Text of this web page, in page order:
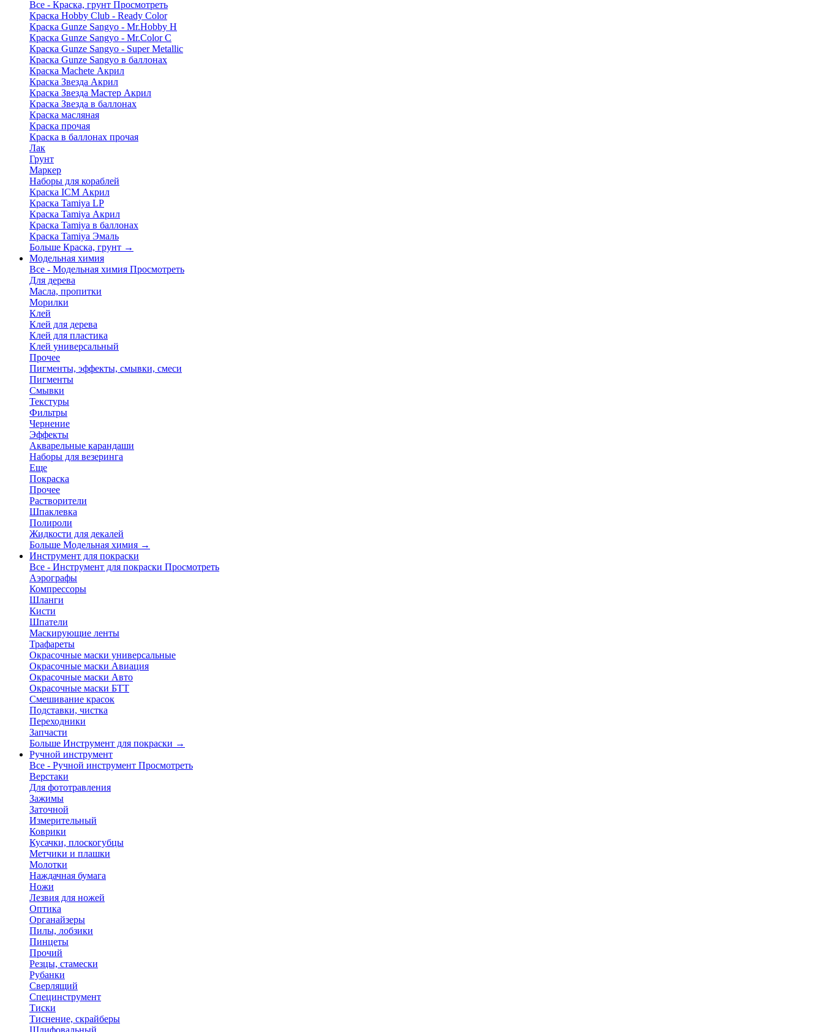
Все - Краска, грунт Просмотреть
Краска Hobby Club - Ready Color
Краска Gunze Sangyo - Mr.Hobby H
Краска Gunze Sangyo - Mr.Color C
Краска Gunze Sangyo - Super Metallic
Краска Gunze Sangyo в баллонах
Краска Machete Акрил
Краска Звезда Акрил
Краска Звезда Мастер Акрил
Краска Звезда в баллонах
Краска масляная
Краска прочая
Краска в баллонах прочая
Лак
Грунт
Маркер
Наборы для кораблей
Краска ICM Акрил
Краска Tamiya LP
Краска Tamiya Акрил
Краска Tamiya в баллонах
Краска Tamiya Эмаль
Больше Краска, грунт →
Модельная химия
Все - Модельная химия Просмотреть
Для дерева
Масла, пропитки
Морилки
Клей
Клей для дерева
Клей для пластика
Клей универсальный
Прочее
Пигменты, эффекты, смывки, смеси
Пигменты
Смывки
Текстуры
Фильтры
Чернение
Эффекты
Акварельные карандаши
Наборы для везеринга
Еще
Покраска
Прочее
Растворители
Шпаклевка
Полироли
Жидкости для декалей
Больше Модельная химия →
Инструмент для покраски
Все - Инструмент для покраски Просмотреть
Аэрографы
Компрессоры
Шланги
Кисти
Шпатели
Маскирующие ленты
Трафареты
Окрасочные маски универсальные
Окрасочные маски Авиация
Окрасочные маски Авто
Окрасочные маски БТТ
Смешивание красок
Подставки, чистка
Переходники
Запчасти
Больше Инструмент для покраски →
Ручной инструмент
Все - Ручной инструмент Просмотреть
Верстаки
Для фототравления
Зажимы
Заточной
Измерительный
Коврики
Кусачки, плоскогубцы
Метчики и плашки
Молотки
Наждачная бумага
Ножи
Лезвия для ножей
Оптика
Органайзеры
Пилы, лобзики
Пинцеты
Прочий
Резцы, стамески
Рубанки
Сверлящий
Специнструмент
Тиски
Тиснение, скрайберы
Шлифовальный